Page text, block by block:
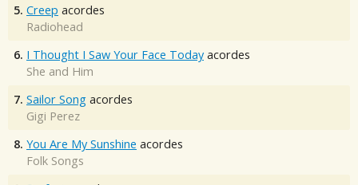
5. Creep acordes
Radiohead
6. I Thought I Saw Your Face Today acordes
She and Him
7. Sailor Song acordes
Gigi Perez
8. You Are My Sunshine acordes
Folk Songs